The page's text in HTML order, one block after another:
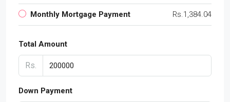
Monthly Mortgage Payment Rs.1,384.04
Total Amount
Rs.
Down Payment